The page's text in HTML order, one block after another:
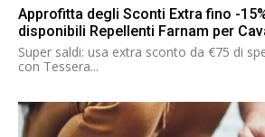
Approfitta degli Sconti Extra fino -
disponibili Repellenti Farnam per
Super saldi: usa extra sconto da €75 di
con Tessera...